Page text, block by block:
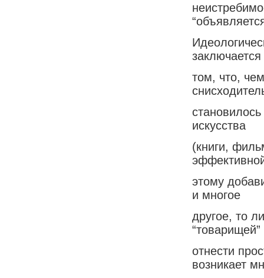
заключается
том, что,
искусства
(книги,
этому
и многое
другое, то
“товарищей”
отнести
возникает